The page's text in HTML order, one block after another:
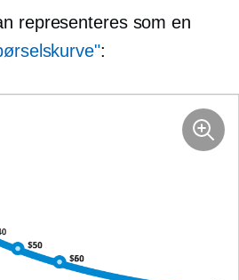
representeres som en
: